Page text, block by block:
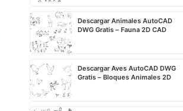
Descargar Animales AutoCAD
DWG Gratis – Fauna 2D CAD
Descargar Aves AutoCAD DWG
Gratis – Bloques Animales 2D